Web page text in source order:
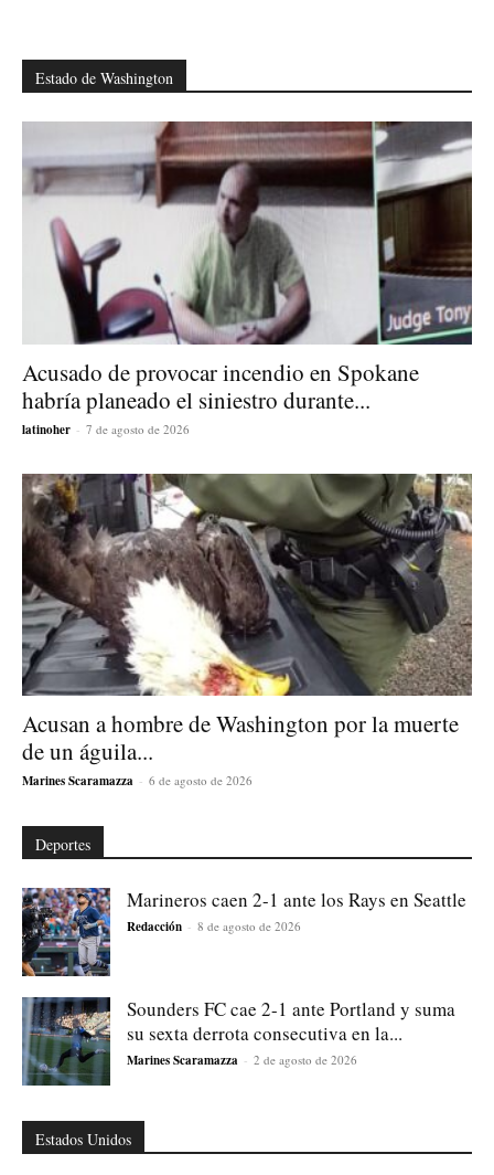
Estado de Washington
Acusado de provocar incendio en Spokane
habría planeado el siniestro durante...
latinoher - 7 de agosto de 2026
Acusan a hombre de Washington por la muerte
de un águila...
Marines Scaramazza - 6 de agosto de 2026
Deportes
Marineros caen 2-1 ante los Rays en Seattle
Redacción - 8 de agosto de 2026
Sounders FC cae 2-1 ante Portland y suma
su sexta derrota consecutiva en la...
Marines Scaramazza - 2 de agosto de 2026
Estados Unidos